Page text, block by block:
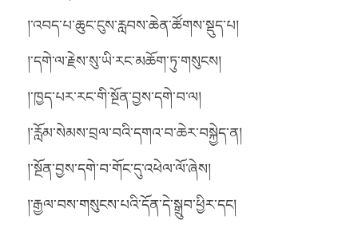
།་འབད་པ་ཆུང་ངུས་རླབས་ཆེན་ཚོགས་སྡུད་པ།
།་དགེ་ལ་རྗེས་སུ་ཡི་རང་མཆོག་ཏུ་གསུངས།
།་ཁྱད་པར་རང་གི་སྔོན་བྱས་དགེ་བ་ལ།
།་རློམ་སེམས་བྲལ་བའི་དགའ་བ་ཆེར་བསྐྱེད་ན།
།་སྔོན་བྱས་དགེ་བ་གོང་དུ་འཕེལ་ལོ་ཞེས།
།་རྒྱལ་བས་གསུངས་པའི་དོན་དེ་སྒྲུབ་ཕྱིར་དང།